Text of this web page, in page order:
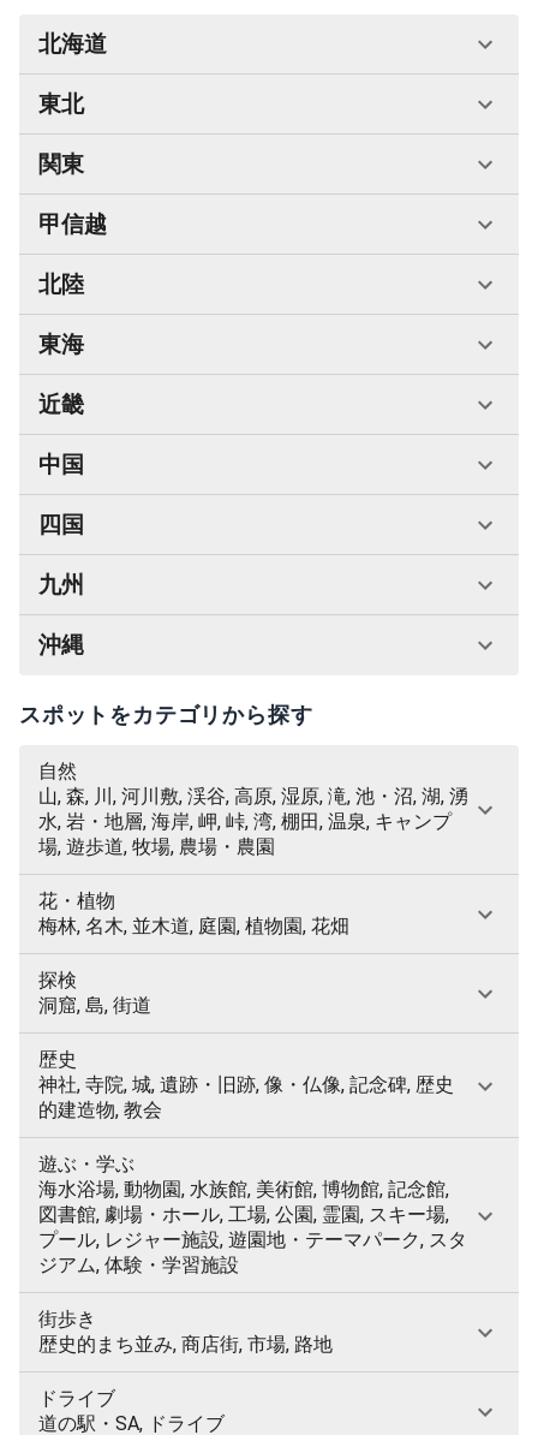
北海道
東北
関東
甲信越
北陸
東海
近畿
中国
四国
九州
沖縄
スポットをカテゴリから探す
自然
山, 森, 川, 河川敷, 渓谷, 高原, 湿原, 滝, 池・沼, 湖, 湧
水, 岩・地層, 海岸, 岬, 峠, 湾, 棚田, 温泉, キャンプ
場, 遊歩道, 牧場, 農場・農園
花・植物
梅林, 名木, 並木道, 庭園, 植物園, 花畑
探検
洞窟, 島, 街道
歴史
神社, 寺院, 城, 遺跡・旧跡, 像・仏像, 記念碑, 歴史
的建造物, 教会
遊ぶ・学ぶ
海水浴場, 動物園, 水族館, 美術館, 博物館, 記念館,
図書館, 劇場・ホール, 工場, 公園, 霊園, スキー場,
プール, レジャー施設, 遊園地・テーマパーク, スタ
ジアム, 体験・学習施設
街歩き
歴史的まち並み, 商店街, 市場, 路地
ドライブ
道の駅・SA, ドライブ